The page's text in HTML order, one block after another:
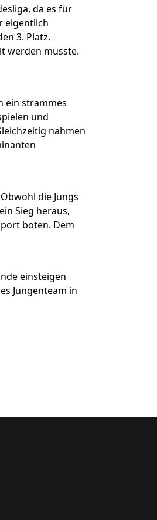
da es für
eigentlich
3. Platz.
werden musste.
ein strammes
und
nahmen
die Jungs
Sieg heraus,
boten. Dem
einsteigen
Jungenteam in